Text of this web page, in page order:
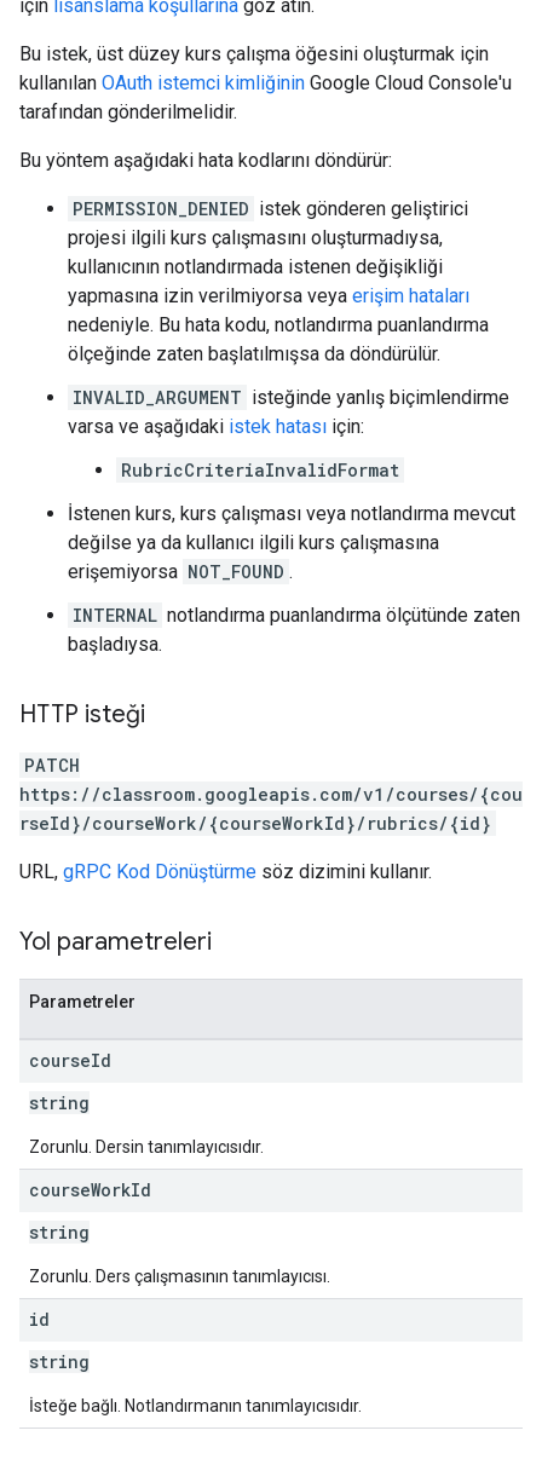
için lisanslama koşullarına göz atın.
Bu istek, üst düzey kurs çalışma öğesini oluşturmak için
kullanılan OAuth istemci kimliğinin Google Cloud Console'u
tarafından gönderilmelidir.
Bu yöntem aşağıdaki hata kodlarını döndürür:
PERMISSION_DENIED istek gönderen geliştirici
projesi ilgili kurs çalışmasını oluşturmadıysa,
kullanıcının notlandırmada istenen değişikliği
yapmasına izin verilmiyorsa veya erişim hataları
nedeniyle. Bu hata kodu, notlandırma puanlandırma
ölçeğinde zaten başlatılmışsa da döndürülür.
INVALID_ARGUMENT isteğinde yanlış biçimlendirme
varsa ve aşağıdaki istek hatası için:
RubricCriteriaInvalidFormat
İstenen kurs, kurs çalışması veya notlandırma mevcut
değilse ya da kullanıcı ilgili kurs çalışmasına
erişemiyorsa NOT_FOUND .
INTERNAL notlandırma puanlandırma ölçütünde zaten
başladıysa.
HTTP isteği
PATCH
https://classroom.googleapis.com/v1/courses/{cou
rseId}/courseWork/{courseWorkId}/rubrics/{id}
URL, gRPC Kod Dönüştürme söz dizimini kullanır.
Yol parametreleri
Parametreler
courseId
string
Zorunlu. Dersin tanımlayıcısıdır.
courseWorkId
string
Zorunlu. Ders çalışmasının tanımlayıcısı.
id
string
İsteğe bağlı. Notlandırmanın tanımlayıcısıdır.